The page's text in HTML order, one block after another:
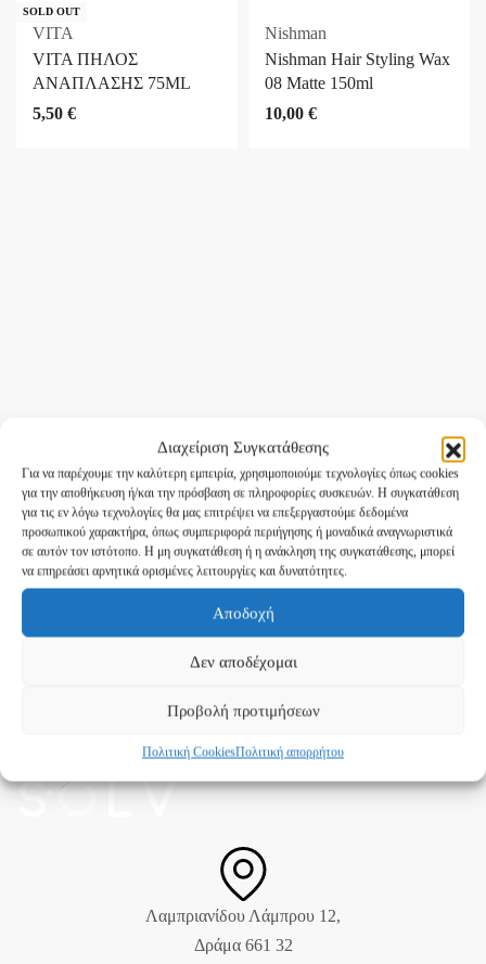
Διαχείριση Συγκατάθεσης
Για να παρέχουμε την καλύτερη εμπειρία, χρησιμοποιούμε τεχνολογίες όπως cookies
για την αποθήκευση ή/και την πρόσβαση σε πληροφορίες συσκευών. Η συγκατάθεση
για τις εν λόγω τεχνολογίες θα μας επιτρέψει να επεξεργαστούμε δεδομένα
προσωπικού χαρακτήρα, όπως συμπεριφορά περιήγησης ή μοναδικά αναγνωριστικά
σε αυτόν τον ιστότοπο. Η μη συγκατάθεση ή η ανάκληση της συγκατάθεσης, μπορεί
να επηρεάσει αρνητικά ορισμένες λειτουργίες και δυνατότητες.
Αποδοχή
Δεν αποδέχομαι
Προβολή προτιμήσεων
Πολιτική CookiesΠολιτική απορρήτου
SOLD OUT
VITA
VITA ΠΗΛΟΣ
ΑΝΑΠΛΑΣΗΣ 75ML
5,50 €
Nishman
Nishman Hair Styling Wax
08 Matte 150ml
10,00 €
Λαμπριανίδου Λάμπρου 12,
Δράμα 661 32